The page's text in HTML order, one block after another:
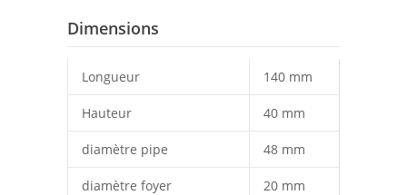
Dimensions
Longueur 140 mm
Hauteur 40 mm
diamètre pipe 48 mm
diamètre foyer 20 mm